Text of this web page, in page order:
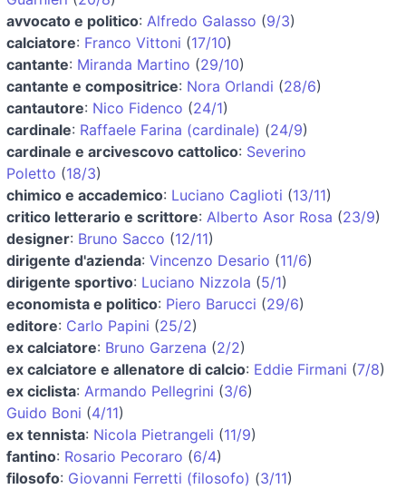
avvocato e politico: Alfredo Galasso (9/3)
calciatore: Franco Vittoni (17/10)
cantante: Miranda Martino (29/10)
cantante e compositrice: Nora Orlandi (28/6)
cantautore: Nico Fidenco (24/1)
cardinale: Raffaele Farina (cardinale) (24/9)
cardinale e arcivescovo cattolico: Severino
Poletto (18/3)
chimico e accademico: Luciano Caglioti (13/11)
critico letterario e scrittore: Alberto Asor Rosa (23/9)
designer: Bruno Sacco (12/11)
dirigente d'azienda: Vincenzo Desario (11/6)
dirigente sportivo: Luciano Nizzola (5/1)
economista e politico: Piero Barucci (29/6)
editore: Carlo Papini (25/2)
ex calciatore: Bruno Garzena (2/2)
ex calciatore e allenatore di calcio: Eddie Firmani (7/8)
ex ciclista: Armando Pellegrini (3/6)
Guido Boni (4/11)
ex tennista: Nicola Pietrangeli (11/9)
fantino: Rosario Pecoraro (6/4)
filosofo: Giovanni Ferretti (filosofo) (3/11)